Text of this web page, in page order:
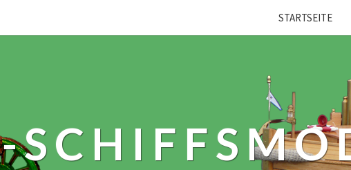
STARTSEITE